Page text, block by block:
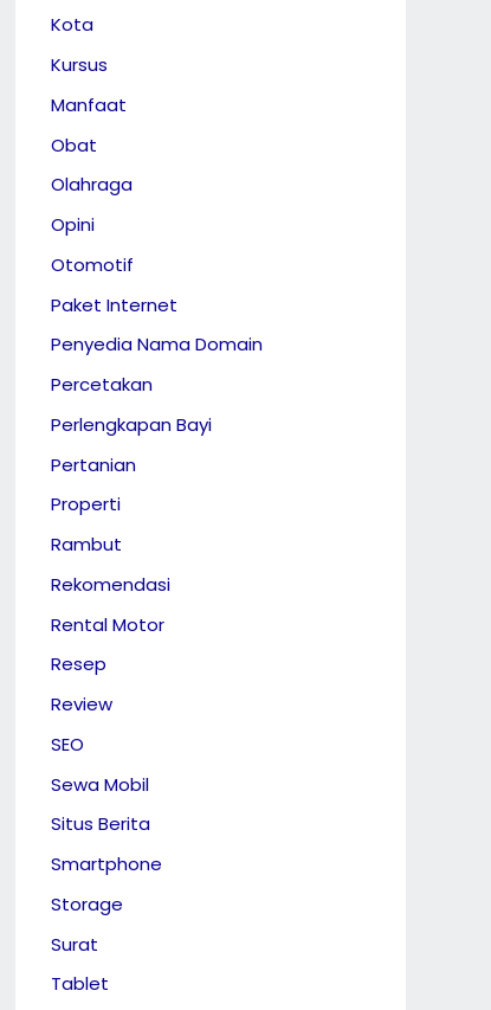
Kota
Kursus
Manfaat
Obat
Olahraga
Opini
Otomotif
Paket Internet
Penyedia Nama Domain
Percetakan
Perlengkapan Bayi
Pertanian
Properti
Rambut
Rekomendasi
Rental Motor
Resep
Review
SEO
Sewa Mobil
Situs Berita
Smartphone
Storage
Surat
Tablet